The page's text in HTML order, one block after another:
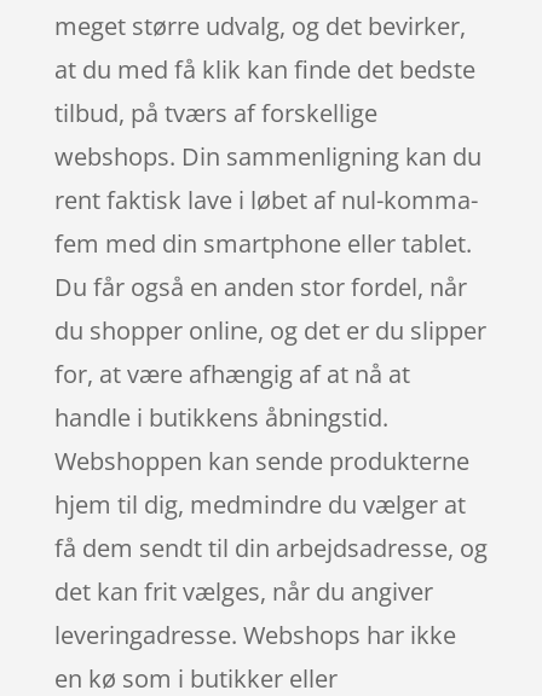
meget større udvalg, og det bevirker,
at du med få klik kan finde det bedste
tilbud, på tværs af forskellige
webshops. Din sammenligning kan du
rent faktisk lave i løbet af nul-komma-
fem med din smartphone eller tablet.
Du får også en anden stor fordel, når
du shopper online, og det er du slipper
for, at være afhængig af at nå at
handle i butikkens åbningstid.
Webshoppen kan sende produkterne
hjem til dig, medmindre du vælger at
få dem sendt til din arbejdsadresse, og
det kan frit vælges, når du angiver
leveringadresse. Webshops har ikke
en kø som i butikker eller